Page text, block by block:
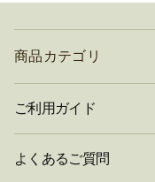
商品カテゴリ
ご利用ガイド
よくあるご質問